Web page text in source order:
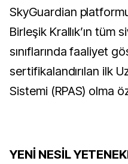
SkyGuardian
Birleşik Krallık’ın tüm
sınıflarında faaliyet
sertifikalandırılan ilk
Sistemi (RPAS) olma
YENİ NESİL